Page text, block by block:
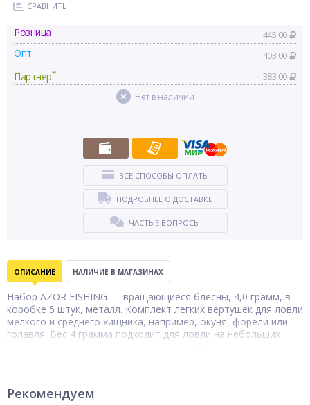
СРАВНИТЬ
Розница 445.00
Опт 403.00
Партнер* 383.00
Нет в наличии
ВСЕ СПОСОБЫ ОПЛАТЫ
ПОДРОБНЕЕ О ДОСТАВКЕ
ЧАСТЫЕ ВОПРОСЫ
ОПИСАНИЕ НАЛИЧИЕ В МАГАЗИНАХ
Набор AZOR FISHING — вращающиеся блесны, 4,0 грамм, в
коробке 5 штук, металл. Комплект легких вертушек для ловли
мелкого и среднего хищника, например, окуня, форели или
голавля. Вес 4 грамма подходит для ловли на небольших
условиями ловли и проводками.
Рекомендуем